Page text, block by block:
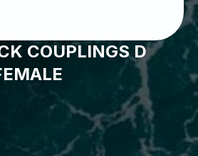
COUPLINGS D